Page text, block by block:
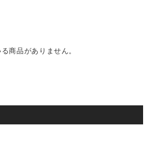
商品がありません。